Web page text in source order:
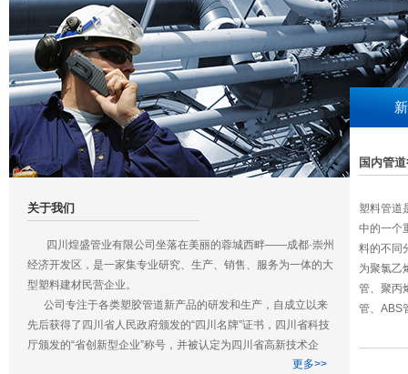
关于我们
四川煌盛管业有限公司坐落在美丽的蓉城西畔——成都·崇州
经济开发区，是一家集专业研究、生产、销售、服务为一体的大
型塑料建材民营企业。
公司专注于各类塑胶管道新产品的研发和生产，自成立以来
先后获得了四川省人民政府颁发的“四川名牌”证书，四川省科技
厅颁发的“省创新型企业”称号，并被认定为四川省高新技术企
业。公司与清华大学、四川大学高分子材料学院成立了联合研发
更多>>
国内管
塑料管道
中的一个
料的不同
为聚氯乙
管、聚丙
管、ABS